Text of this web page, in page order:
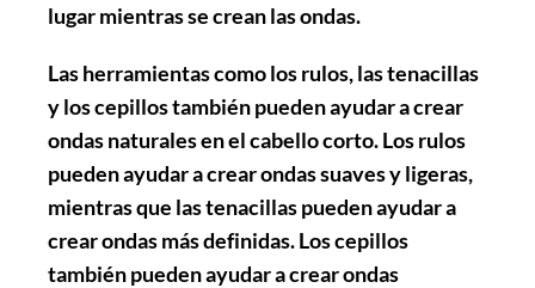
lugar mientras se crean las ondas.
Las herramientas como los rulos, las tenacillas
y los cepillos también pueden ayudar a crear
ondas naturales en el cabello corto. Los rulos
pueden ayudar a crear ondas suaves y ligeras,
mientras que las tenacillas pueden ayudar a
crear ondas más definidas. Los cepillos
también pueden ayudar a crear ondas